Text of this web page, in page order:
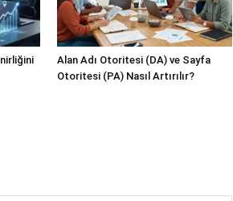
Alan Adı Otoritesi (DA) ve Sayfa
Otoritesi (PA) Nasıl Artırılır?